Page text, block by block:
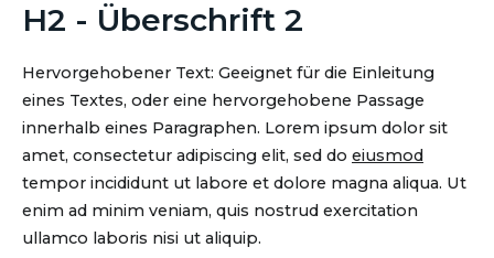
H2 - Überschrift 2
Hervorgehobener Text: Geeignet für die Einleitung
eines Textes, oder eine hervorgehobene Passage
innerhalb eines Paragraphen. Lorem ipsum dolor sit
amet, consectetur adipiscing elit, sed do eiusmod
tempor incididunt ut labore et dolore magna aliqua. Ut
enim ad minim veniam, quis nostrud exercitation
ullamco laboris nisi ut aliquip.